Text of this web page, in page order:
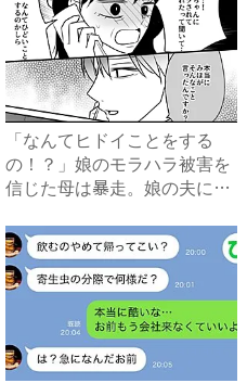
「なんてヒドイことをする
の！？」娘のモラハラ被害を
信じた母は暴走。娘の夫に電